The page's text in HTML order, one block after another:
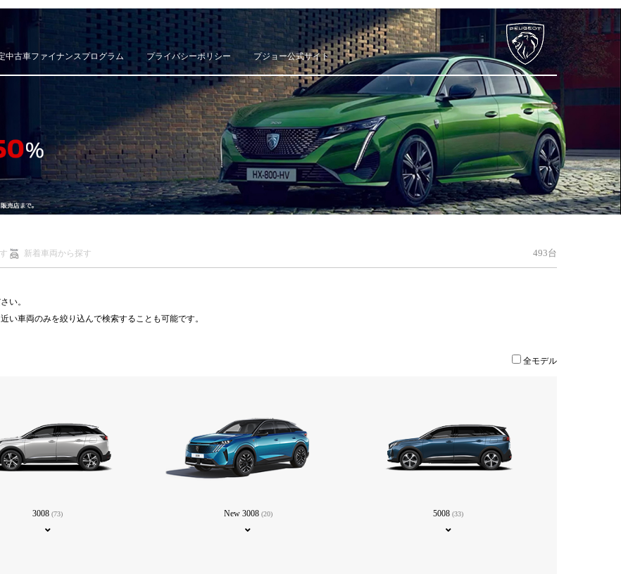
中古車ファイナンスプログラム プライバシーポリシー プジョー公式サイト
新着車両から探す 493台
い。
い車両のみを絞り込んで検索することも可能です。
全モデル
3008(73) New 3008 (20) 5008(33)